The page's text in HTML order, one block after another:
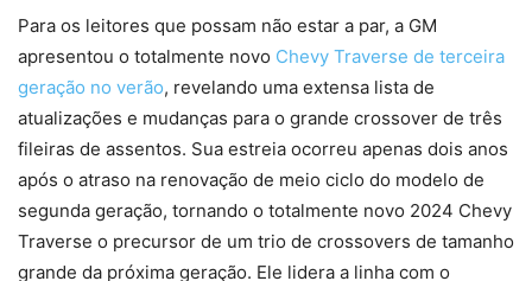
Para os leitores que possam não estar a par, a GM
apresentou o totalmente novo Chevy Traverse de terceira
geração no verão, revelando uma extensa lista de
atualizações e mudanças para o grande crossover de três
fileiras de assentos. Sua estreia ocorreu apenas dois anos
após o atraso na renovação de meio ciclo do modelo de
segunda geração, tornando o totalmente novo 2024 Chevy
Traverse o precursor de um trio de crossovers de tamanho
grande da próxima geração. Ele lidera a linha com o